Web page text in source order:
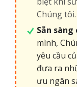
Chúng tôi.
Sẵn sàng
mình,
yêu cầu
đưa ra
ưu ngân